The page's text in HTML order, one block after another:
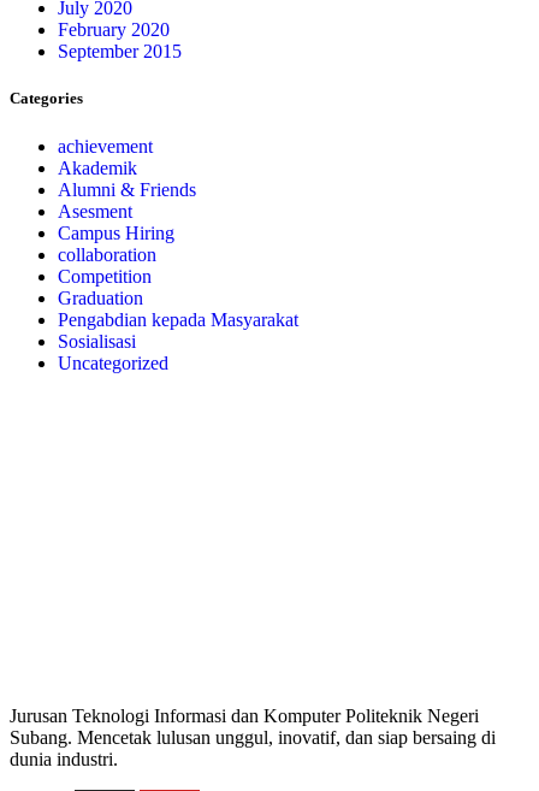
July 2020
February 2020
September 2015
Categories
achievement
Akademik
Alumni & Friends
Asesment
Campus Hiring
collaboration
Competition
Graduation
Pengabdian kepada Masyarakat
Sosialisasi
Uncategorized
Jurusan Teknologi Informasi dan Komputer Politeknik Negeri
Subang. Mencetak lulusan unggul, inovatif, dan siap bersaing di
dunia industri.